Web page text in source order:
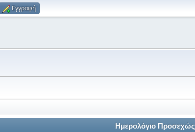
Εγγραφή
Ημερολόγιο Προσεχώς